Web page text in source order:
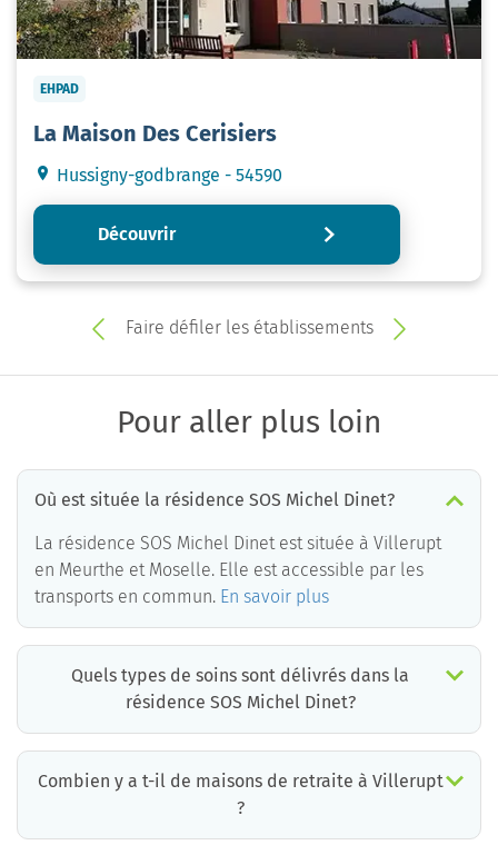
EHPAD
La Maison Des Cerisiers
Hussigny-godbrange - 54590
Découvrir
Faire défiler les établissements
Pour aller plus loin
Où est située la résidence SOS Michel Dinet?
La résidence SOS Michel Dinet est située à Villerupt
en Meurthe et Moselle. Elle est accessible par les
transports en commun. En savoir plus
Quels types de soins sont délivrés dans la
résidence SOS Michel Dinet?
Combien y a t-il de maisons de retraite à Villerupt
?